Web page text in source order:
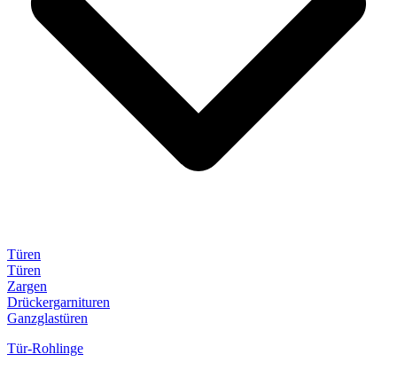
Türen
Türen
Zargen
Drückergarnituren
Ganzglastüren
Tür-Rohlinge